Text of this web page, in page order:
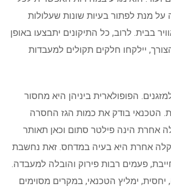
מנת לפתור בעיות שונות שעלולות
בבית. לרוב, כל התיקונים יתבצעו באופן
יילקחו חלקים תקולים למעבדות
הפופולארית ביניהן היא מחסור
הטכנאי בודק את כמות הגז החסרה
אחרת הינה פילטר סתום וכאן תאותר
אחרת היא בעיה במדחס. זאת נחשבת
פעמים רבות פירוק והובלה למעבדה.
ימליץ הטכנאי, במקרים מסוימים